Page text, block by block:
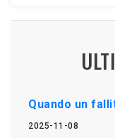
Quando un
2025-11-08